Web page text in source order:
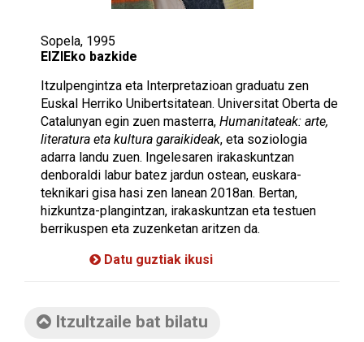
Sopela, 1995
EIZIEko bazkide
Itzulpengintza eta Interpretazioan graduatu zen
Euskal Herriko Unibertsitatean. Universitat Oberta de
Catalunyan egin zuen masterra, Humanitateak: arte,
literatura eta kultura garaikideak, eta soziologia
adarra landu zuen. Ingelesaren irakaskuntzan
denboraldi labur batez jardun ostean, euskara-
teknikari gisa hasi zen lanean 2018an. Bertan,
hizkuntza-plangintzan, irakaskuntzan eta testuen
berrikuspen eta zuzenketan aritzen da.
Datu guztiak ikusi
Itzultzaile bat bilatu